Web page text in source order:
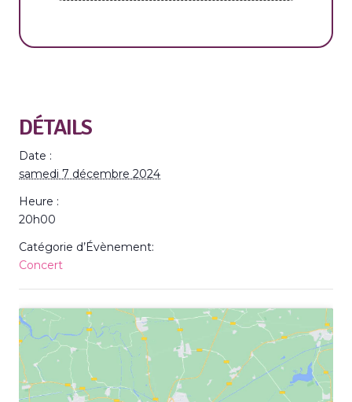
DÉTAILS
Date :
samedi 7 décembre 2024
Heure :
20h00
Catégorie d’Évènement:
Concert